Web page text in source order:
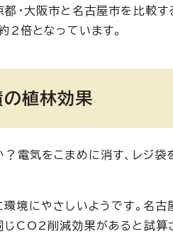
・大阪市と名古屋市を比較す
2倍となっています。
植林効果
？電気をこまめに消す、レジ
境にやさしいようです。名
CO2削減効果があると試算